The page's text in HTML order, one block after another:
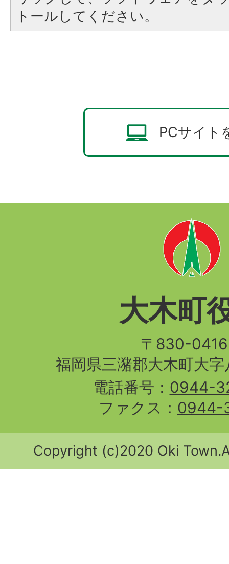
トールしてください。
PCサイト
大木町
〒830-
福岡県三潴郡大木町大
電話番号： 0944-
ファクス： 0944-
Copyright (c)2020 Oki